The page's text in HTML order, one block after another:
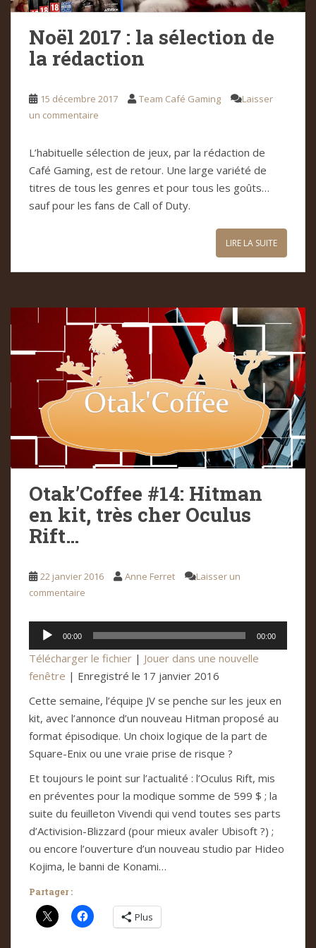
Noël 2017 : la sélection de
la rédaction
15 décembre 2017 Team Café Gaming
Laisser
un commentaire
L’habituelle sélection de jeux, par la rédaction de
Café Gaming, est de retour. Une large variété de
titres de tous les genres et pour tous les goûts…
sauf pour les fans de Call of Duty.
LIRE LA SUITE
Otak’Coffee #14: Hitman
en kit, très cher Oculus
Rift…
22 janvier 2016 Anne Ferret
Laisser un
commentaire
Lecteur
audio
00:00 00:00
Télécharger le fichier | Jouer dans une nouvelle
fenêtre | Enregistré le 17 janvier 2016
Cette semaine, l’équipe JV se penche sur les jeux en
kit, avec l’annonce d’un nouveau Hitman proposé au
format épisodique. Un choix logique de la part de
Square-Enix ou une vraie prise de risque ?
Et toujours le point sur l’actualité : l’Oculus Rift, mis
en préventes pour la modique somme de 599 $ ; la
suite du feuilleton Vivendi qui vend toutes ses parts
d’Activision-Blizzard (pour mieux avaler Ubisoft ?) ;
ou encore l’ouverture d’un nouveau studio par Hideo
Kojima, le banni de Konami…
Partager :
Plus